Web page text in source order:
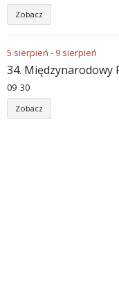
Zobacz
5 sierpień - 9 sierpień
34. Międzynarodowy
09 30
Zobacz